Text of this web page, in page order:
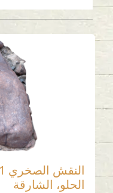
الحلو، الشارقة